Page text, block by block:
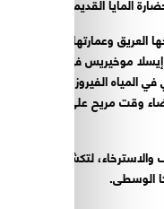
وعمارتها
موخيريس في رحلة
الفيروزية
وقت مريح على
لتكشف لك
الوسطى.